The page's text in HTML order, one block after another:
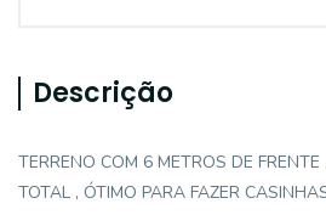
Descrição
TERRENO COM 6 METROS DE
TOTAL , ÓTIMO PARA FAZER